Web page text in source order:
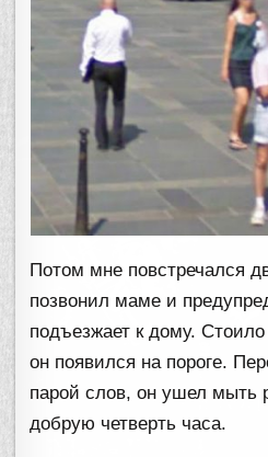
Потом мне повстречался
позвонил маме и
подъезжает к дому.
он появился на пороге.
парой слов, он ушел мыть
добрую четверть часа.